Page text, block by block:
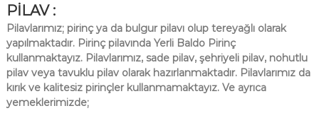
PİLAV :
Pilavlarımız; pirinç ya da bulgur pilavı olup tereyağlı olarak
yapılmaktadır. Pirinç pilavında Yerli Baldo Pirinç
kullanmaktayız. Pilavlarımız, sade pilav, şehriyeli pilav, nohutlu
pilav veya tavuklu pilav olarak hazırlanmaktadır. Pilavlarımız da
kırık ve kalitesiz pirinçler kullanmamaktayız. Ve ayrıca
yemeklerimizde;